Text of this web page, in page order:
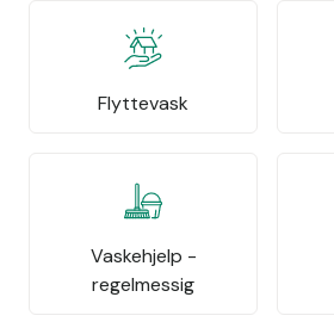
Flyttevask
Vaskehjelp -
regelmessig